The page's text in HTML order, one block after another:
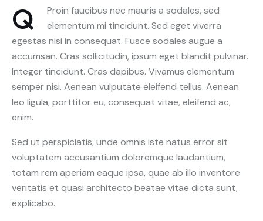
Q
Proin faucibus nec mauris a sodales, sed
elementum mi tincidunt. Sed eget viverra
egestas nisi in consequat. Fusce sodales augue a
accumsan. Cras sollicitudin, ipsum eget blandit pulvinar.
Integer tincidunt. Cras dapibus. Vivamus elementum
semper nisi. Aenean vulputate eleifend tellus. Aenean
leo ligula, porttitor eu, consequat vitae, eleifend ac,
enim.
Sed ut perspiciatis, unde omnis iste natus error sit
voluptatem accusantium doloremque laudantium,
totam rem aperiam eaque ipsa, quae ab illo inventore
veritatis et quasi architecto beatae vitae dicta sunt,
explicabo.